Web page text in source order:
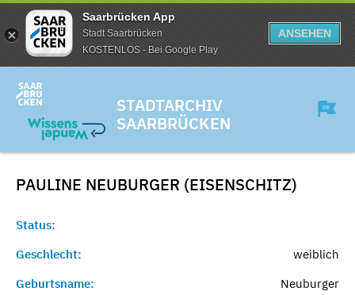
Saarbrücken App
Stadt Saarbrücken
KOSTENLOS - Bei Google Play
ANSEHEN
STADTARCHIV
SAARBRÜCKEN
PAULINE NEUBURGER (EISENSCHITZ)
Status:
Geschlecht:
weiblich
Geburtsname:
Neuburger